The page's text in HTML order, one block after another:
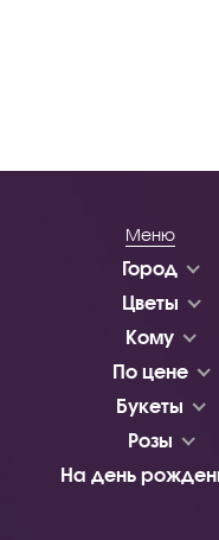
Меню
Город
Цветы
Кому
По цене
Букеты
Розы
На день